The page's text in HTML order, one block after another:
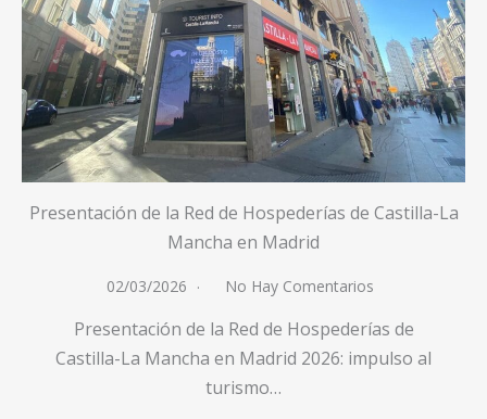
Presentación de la Red de Hospederías de Castilla-La
Mancha en Madrid
02/03/2026 No Hay Comentarios
Presentación de la Red de Hospederías de
Castilla-La Mancha en Madrid 2026: impulso al
turismo…